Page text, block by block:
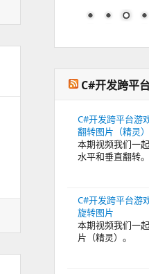
C#开发跨平
C#开发跨平台
翻转图片（精灵）
本期视频我们一
水平和垂直翻转。
C#开发跨平台
旋转图片
本期视频我们一
片（精灵）。